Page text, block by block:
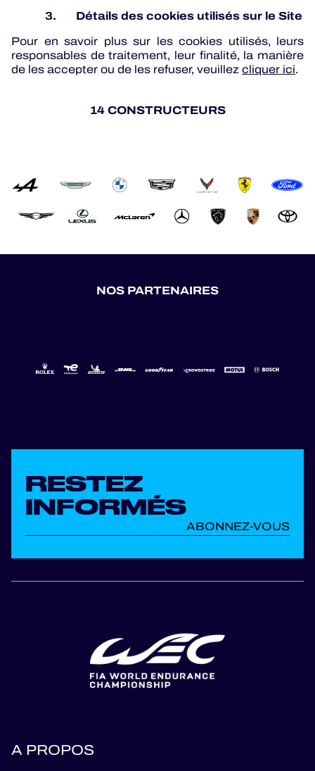
3. Détails des cookies utilisés sur le Site
Pour en savoir plus sur les cookies utilisés, leurs
responsables de traitement, leur finalité, la manière
de les accepter ou de les refuser, veuillezcliquer ici.
14 CONSTRUCTEURS
NOS PARTENAIRES
RESTEZ
INFORMÉS
ABONNEZ-VOUS
A PROPOS